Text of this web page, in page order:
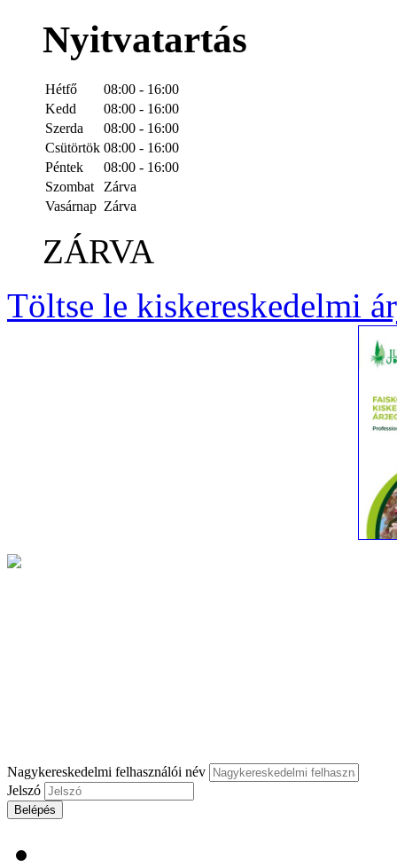
Nyitvatartás
Hétfő
08:00 - 16:00
Kedd
08:00 - 16:00
Szerda
08:00 - 16:00
Csütörtök 08:00 - 16:00
Péntek
08:00 - 16:00
Szombat
Zárva
Vasárnap Zárva
ZÁRVA
Töltse le kiskereskedelmi
Nagykereskedelmi felhasználói név
Jelszó
Belépés